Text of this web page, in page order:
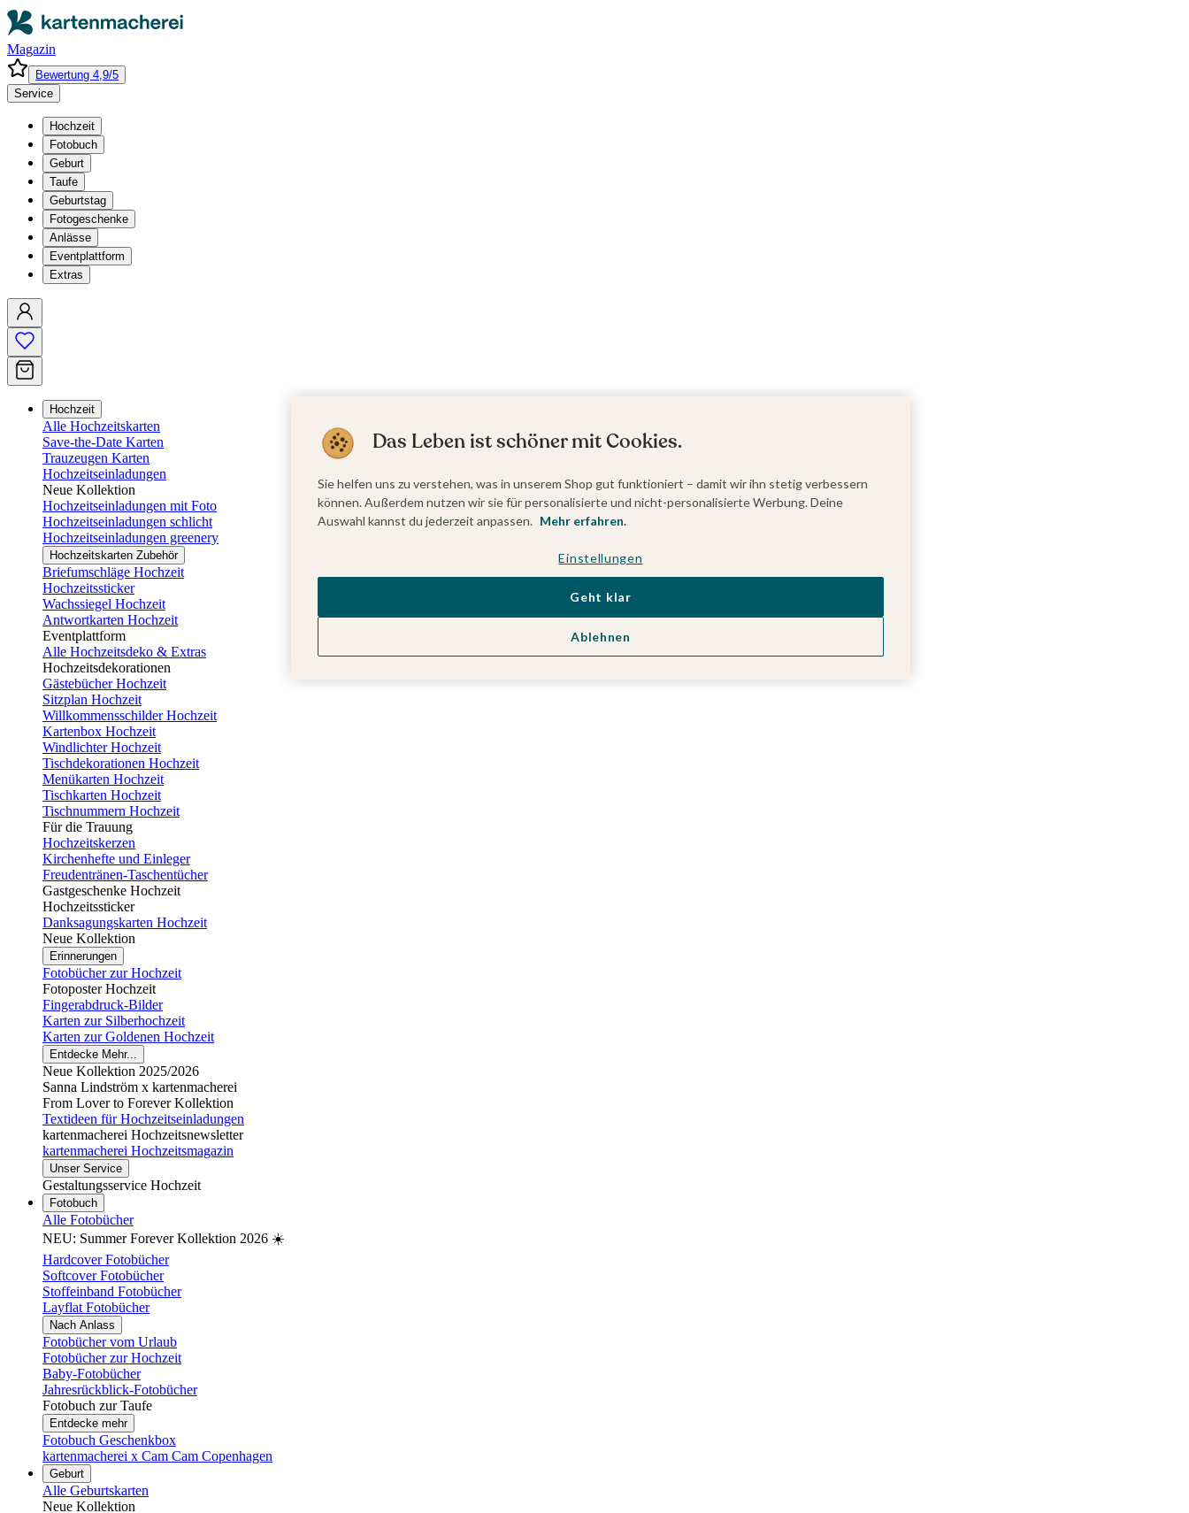
Magazin
Bewertung 4,9/5
Service
Hochzeit
Fotobuch
Geburt
Taufe
Geburtstag
Fotogeschenke
Anlässe
Eventplattform
Extras
Hochzeit
Alle Hochzeitskarten
Save-the-Date Karten
Trauzeugen Karten
Hochzeitseinladungen
Neue Kollektion
Hochzeitseinladungen mit Foto
Hochzeitseinladungen schlicht
Hochzeitseinladungen greenery
Hochzeitskarten Zubehör
Briefumschläge Hochzeit
Hochzeitssticker
Wachssiegel Hochzeit
Antwortkarten Hochzeit
Eventplattform
Alle Hochzeitsdeko & Extras
Hochzeitsdekorationen
Gästebücher Hochzeit
Sitzplan Hochzeit
Willkommensschilder Hochzeit
Kartenbox Hochzeit
Windlichter Hochzeit
Tischdekorationen Hochzeit
Menükarten Hochzeit
Tischkarten Hochzeit
Tischnummern Hochzeit
Für die Trauung
Hochzeitskerzen
Kirchenhefte und Einleger
Freudentränen-Taschentücher
Gastgeschenke Hochzeit
Hochzeitssticker
Danksagungskarten Hochzeit
Neue Kollektion
Erinnerungen
Fotobücher zur Hochzeit
Fotoposter Hochzeit
Fingerabdruck-Bilder
Karten zur Silberhochzeit
Karten zur Goldenen Hochzeit
Entdecke Mehr...
Neue Kollektion 2025/2026
Sanna Lindström x kartenmacherei
From Lover to Forever Kollektion
Textideen für Hochzeitseinladungen
kartenmacherei Hochzeitsnewsletter
kartenmacherei Hochzeitsmagazin
Unser Service
Gestaltungsservice Hochzeit
Fotobuch
Alle Fotobücher
NEU: Summer Forever Kollektion 2026 ☀️
Hardcover Fotobücher
Softcover Fotobücher
Stoffeinband Fotobücher
Layflat Fotobücher
Nach Anlass
Fotobücher vom Urlaub
Fotobücher zur Hochzeit
Baby-Fotobücher
Jahresrückblick-Fotobücher
Fotobuch zur Taufe
Entdecke mehr
Fotobuch Geschenkbox
kartenmacherei x Cam Cam Copenhagen
Geburt
Alle Geburtskarten
Neue Kollektion
Das Leben ist schöner mit Cookies.
Sie helfen uns zu verstehen, was in unserem Shop gut funktioniert – damit wir ihn stetig verbessern
können. Außerdem nutzen wir sie für personalisierte und nicht-personalisierte Werbung. Deine
Auswahl kannst du jederzeit anpassen. Mehr erfahren.
Einstellungen
Ablehnen
Geht klar